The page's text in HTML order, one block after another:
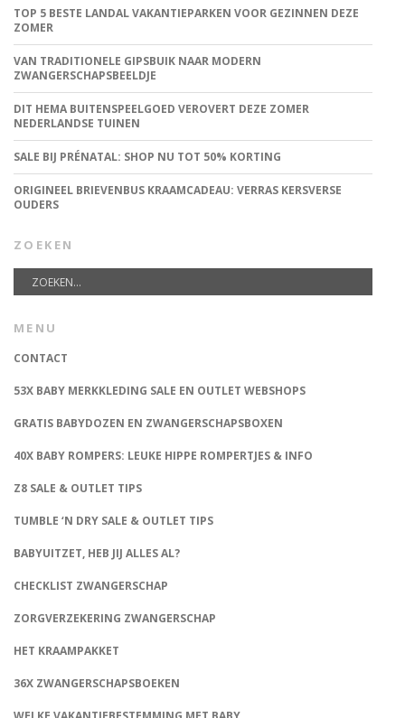
TOP 5 BESTE LANDAL VAKANTIEPARKEN VOOR GEZINNEN DEZE
ZOMER
VAN TRADITIONELE GIPSBUIK NAAR MODERN
ZWANGERSCHAPSBEELDJE
DIT HEMA BUITENSPEELGOED VEROVERT DEZE ZOMER
NEDERLANDSE TUINEN
SALE BIJ PRÉNATAL: SHOP NU TOT 50% KORTING
ORIGINEEL BRIEVENBUS KRAAMCADEAU: VERRAS KERSVERSE
OUDERS
ZOEKEN
MENU
CONTACT
53X BABY MERKKLEDING SALE EN OUTLET WEBSHOPS
GRATIS BABYDOZEN EN ZWANGERSCHAPSBOXEN
40X BABY ROMPERS: LEUKE HIPPE ROMPERTJES & INFO
Z8 SALE & OUTLET TIPS
TUMBLE ‘N DRY SALE & OUTLET TIPS
BABYUITZET, HEB JIJ ALLES AL?
CHECKLIST ZWANGERSCHAP
ZORGVERZEKERING ZWANGERSCHAP
HET KRAAMPAKKET
36X ZWANGERSCHAPSBOEKEN